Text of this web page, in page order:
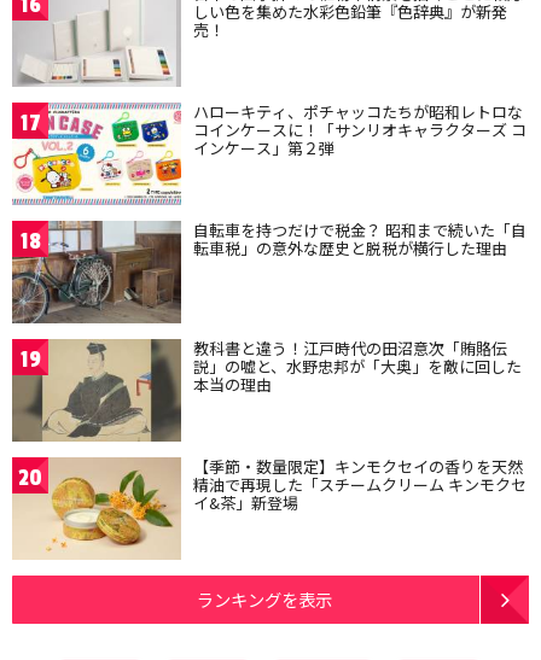
しい色を集めた水彩色鉛筆『色辞典』が新発
売！
17 ハローキティ、ポチャッコたちが昭和レトロな
コインケースに！「サンリオキャラクターズ コ
インケース」第２弾
18 自転車を持つだけで税金？ 昭和まで続いた「自
転車税」の意外な歴史と脱税が横行した理由
19 教科書と違う！江戸時代の田沼意次「賄賂伝
説」の嘘と、水野忠邦が「大奥」を敵に回した
本当の理由
20 【季節・数量限定】キンモクセイの香りを天然
精油で再現した「スチームクリーム キンモクセ
イ&茶」新登場
ランキングを表示